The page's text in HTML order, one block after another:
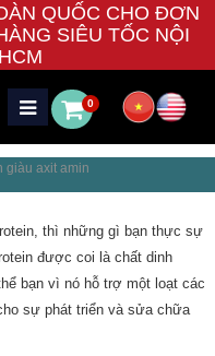
QUỐC CHO ĐƠN
SIÊU TỐC NỘI
0
giàu axit amin
thì những gì bạn thực sự
được coi là chất dinh
bạn vì nó hỗ trợ một loạt các
sự phát triển và sửa chữa